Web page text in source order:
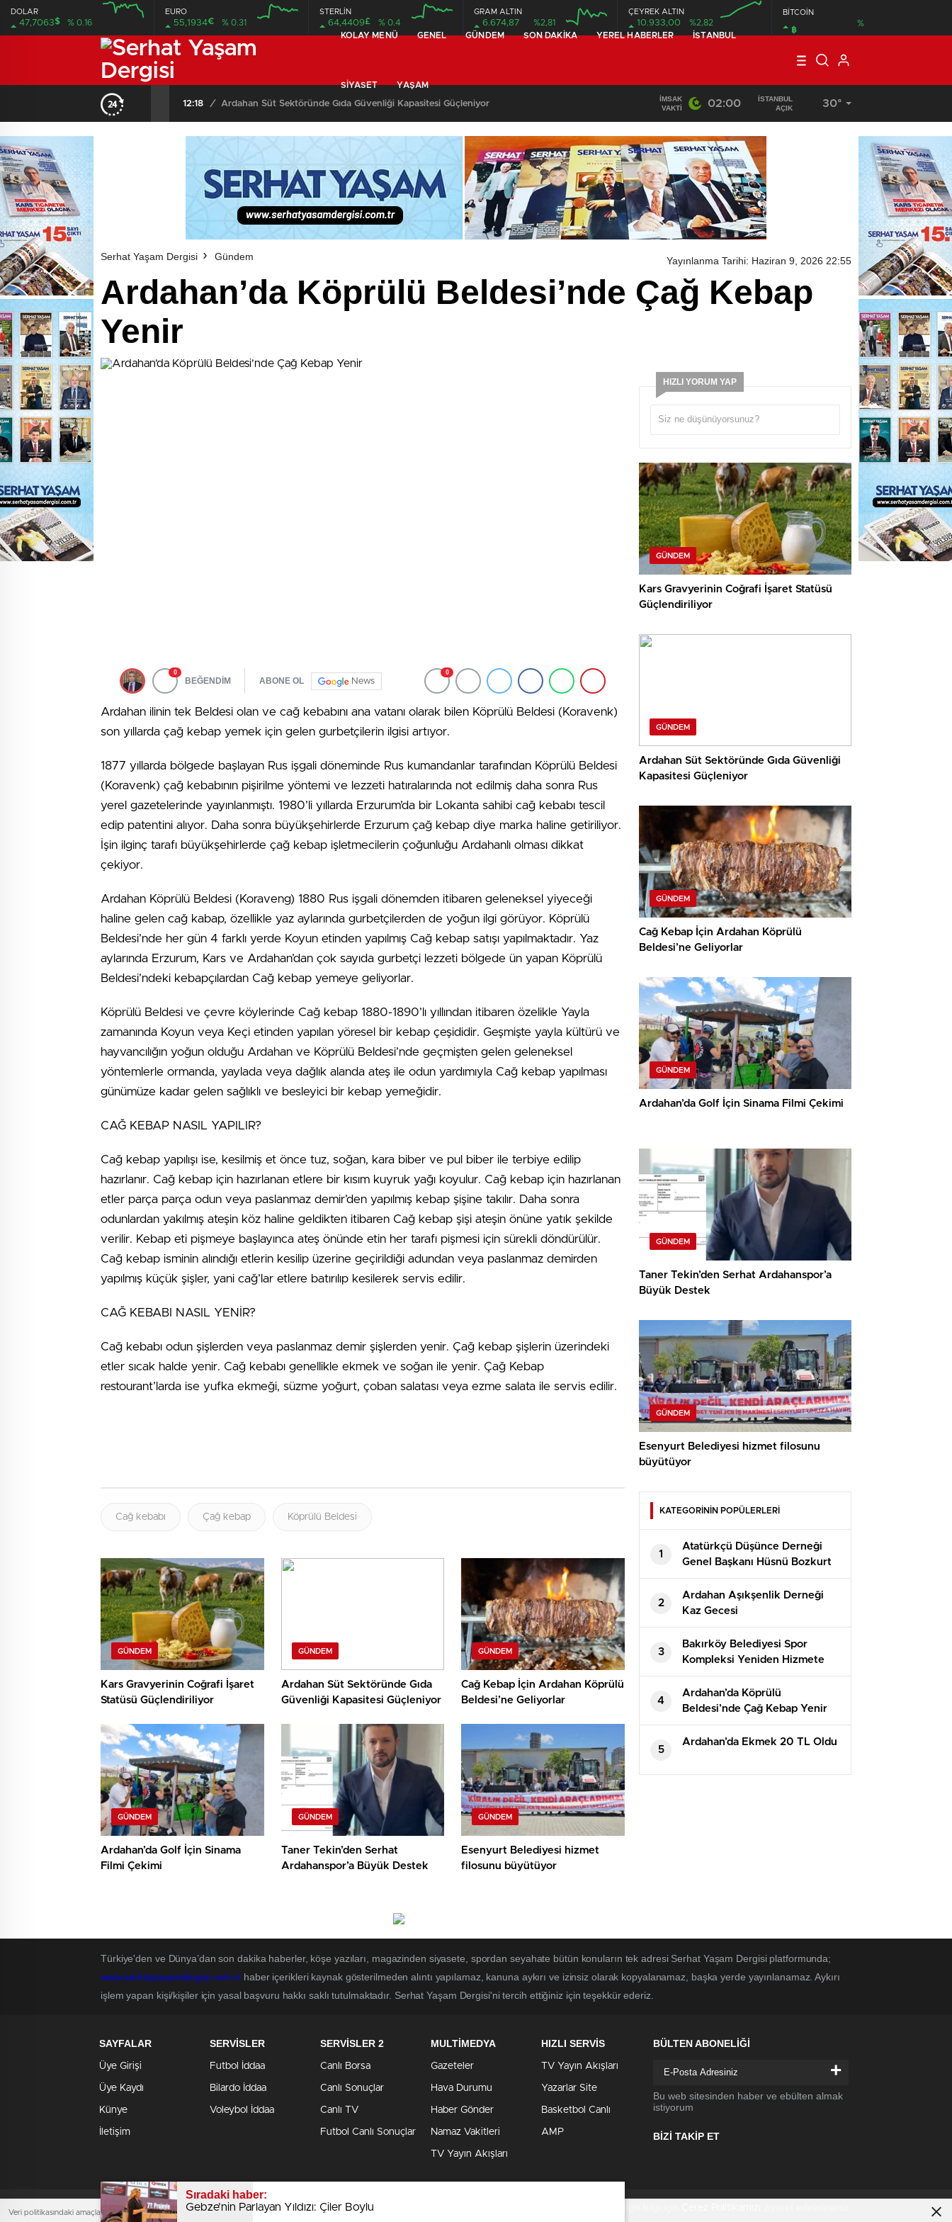
DOLAR
47,7063$ % 0.16
12:00
EURO
55,1934€ % 0.31
STERLİN
64,4409£ % 0.4
GRAM ALTIN
6.674,87 %2,81
ÇEYREK ALTIN
10.933,00 %2,82
BİTCOİN
฿
%
KOLAY MENÜ
GENEL GÜNDEM SON DAKIKA YEREL HABERLER İSTANBUL
SIYASET YAŞAM
12:18 / Ardahan Süt Sektöründe Gıda Güvenliği Kapasitesi Güçleniyor 23:32 / Cağ Kebap İçin Ardahan Köprülü Beldesi’ne Geliyorlar
İMSAK
VAKTI
02:00
İSTANBUL
AÇIK
30°
Serhat Yaşam Dergisi Gündem Yayınlanma Tarihi: Haziran 9, 2026 22:55
Ardahan’da Köprülü Beldesi’nde Çağ Kebap
Yenir
0
BEĞENDİM ABONE OL News
0
Ardahan ilinin tek Beldesi olan ve cağ kebabını ana vatanı olarak bilen Köprülü Beldesi (Koravenk)
son yıllarda çağ kebap yemek için gelen gurbetçilerin ilgisi artıyor.
1877 yıllarda bölgede başlayan Rus işgali döneminde Rus kumandanlar tarafından Köprülü Beldesi
(Koravenk) çağ kebabının pişirilme yöntemi ve lezzeti hatıralarında not edilmiş daha sonra Rus
yerel gazetelerinde yayınlanmıştı. 1980’li yıllarda Erzurum’da bir Lokanta sahibi cağ kebabı tescil
edip patentini alıyor. Daha sonra büyükşehirlerde Erzurum çağ kebap diye marka haline getiriliyor.
İşin ilginç tarafı büyükşehirlerde çağ kebap işletmecilerin çoğunluğu Ardahanlı olması dikkat
çekiyor.
Ardahan Köprülü Beldesi (Koraveng) 1880 Rus işgali dönemden itibaren geleneksel yiyeceği
haline gelen cağ kabap, özellikle yaz aylarında gurbetçilerden de yoğun ilgi görüyor. Köprülü
Beldesi’nde her gün 4 farklı yerde Koyun etinden yapılmış Cağ kebap satışı yapılmaktadır. Yaz
aylarında Erzurum, Kars ve Ardahan’dan çok sayıda gurbetçi lezzeti bölgede ün yapan Köprülü
Beldesi’ndeki kebapçılardan Cağ kebap yemeye geliyorlar.
Köprülü Beldesi ve çevre köylerinde Cağ kebap 1880-1890’lı yıllından itibaren özelikle Yayla
zamanında Koyun veya Keçi etinden yapılan yöresel bir kebap çeşididir. Geşmişte yayla kültürü ve
hayvancılığın yoğun olduğu Ardahan ve Köprülü Beldesi’nde geçmişten gelen geleneksel
yöntemlerle ormanda, yaylada veya dağlık alanda ateş ile odun yardımıyla Cağ kebap yapılması
günümüze kadar gelen sağlıklı ve besleyici bir kebap yemeğidir.
CAĞ KEBAP NASIL YAPILIR?
Cağ kebap yapılışı ise, kesilmiş et önce tuz, soğan, kara biber ve pul biber ile terbiye edilip
hazırlanır. Cağ kebap için hazırlanan etlere bir kısım kuyruk yağı koyulur. Cağ kebap için hazırlanan
etler parça parça odun veya paslanmaz demir’den yapılmış kebap şişine takılır. Daha sonra
odunlardan yakılmış ateşin köz haline geldikten itibaren Cağ kebap şişi ateşin önüne yatık şekilde
verilir. Kebap eti pişmeye başlayınca ateş önünde etin her tarafı pişmesi için sürekli döndürülür.
Cağ kebap isminin alındığı etlerin kesilip üzerine geçirildiği adundan veya paslanmaz demirden
yapılmış küçük şişler, yani cağ’lar etlere batırılıp kesilerek servis edilir.
CAĞ KEBABI NASIL YENİR?
Cağ kebabı odun şişlerden veya paslanmaz demir şişlerden yenir. Çağ kebap şişlerin üzerindeki
etler sıcak halde yenir. Cağ kebabı genellikle ekmek ve soğan ile yenir. Çağ Kebap
restourant’larda ise yufka ekmeği, süzme yoğurt, çoban salatası veya ezme salata ile servis edilir.
Cağ kebabı Çağ kebap Köprülü Beldesi
GÜNDEM
Kars Gravyerinin Coğrafi İşaret
Statüsü Güçlendiriliyor
GÜNDEM
Ardahan Süt Sektöründe Gıda
Güvenliği Kapasitesi Güçleniyor
GÜNDEM
Cağ Kebap İçin Ardahan Köprülü
Beldesi’ne Geliyorlar
GÜNDEM
Ardahan’da Golf İçin Sinama
Filmi Çekimi
GÜNDEM
Taner Tekin’den Serhat
Ardahanspor’a Büyük Destek
GÜNDEM
Esenyurt Belediyesi hizmet
filosunu büyütüyor
Sıradaki haber:
Gebze’nin Parlayan Yıldızı: Çiler Boylu
HIZLI YORUM YAP
GÜNDEM
Kars Gravyerinin Coğrafi İşaret Statüsü
Güçlendiriliyor
GÜNDEM
Ardahan Süt Sektöründe Gıda Güvenliği
Kapasitesi Güçleniyor
GÜNDEM
Cağ Kebap İçin Ardahan Köprülü
Beldesi’ne Geliyorlar
GÜNDEM
Ardahan’da Golf İçin Sinama Filmi Çekimi
GÜNDEM
Taner Tekin’den Serhat Ardahanspor’a
Büyük Destek
GÜNDEM
Esenyurt Belediyesi hizmet filosunu
büyütüyor
KATEGORİNİN POPÜLERLERİ
1
Atatürkçü Düşünce Derneği
Genel Başkanı Hüsnü Bozkurt
Konuşması
2
Ardahan Aşıkşenlik Derneği
Kaz Gecesi
3
Bakırköy Belediyesi Spor
Kompleksi Yeniden Hizmete
Açıldı
4
Ardahan’da Köprülü
Beldesi’nde Çağ Kebap Yenir
5
Ardahan’da Ekmek 20 TL Oldu
Türkiye'den ve Dünya’dan son dakika haberler, köşe yazıları, magazinden siyasete, spordan seyahate bütün konuların tek adresi Serhat Yaşam Dergisi platformunda;
www.serhatyasamdergisi.com.tr haber içerikleri kaynak gösterilmeden alıntı yapılamaz, kanuna aykırı ve izinsiz olarak kopyalanamaz, başka yerde yayınlanamaz. Aykırı
işlem yapan kişi/kişiler için yasal başvuru hakkı saklı tutulmaktadır. Serhat Yaşam Dergisi'ni tercih ettiğiniz için teşekkür ederiz.
SAYFALAR
Üye Girişi
Üye Kaydı
Künye
İletişim
SERVİSLER
Futbol İddaa
Bilardo İddaa
Voleybol İddaa
SERVİSLER 2
Canlı Borsa
Canlı Sonuçlar
Canlı TV
Futbol Canlı Sonuçlar
MULTİMEDYA
Gazeteler
Hava Durumu
Haber Gönder
Namaz Vakitleri
TV Yayın Akışları
HIZLI SERVİS
TV Yayın Akışları
Yazarlar Site
Basketbol Canlı
AMP
BÜLTEN ABONELİĞİ
+
Bu web sitesinden haber ve ebülten almak
istiyorum
BİZİ TAKİP ET
Serhat Yaşam Dergisi'nin yayınladığı tüm içerikler telif hakları kapsamında korunmaktadır.
Veri politikasındaki amaçlarla sınırlı ve mevzuata uygun şekilde çerez konumlandırmaktayız. Detaylar içinveri politikamızı